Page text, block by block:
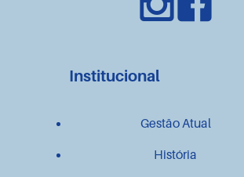
Institucional
Gestão Atual
História